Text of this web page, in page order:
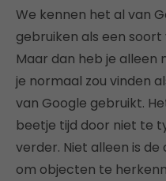
We kennen het al van
gebruiken als een soort
Maar dan heb je alleen
je normaal zou vinden
van Google gebruikt.
beetje tijd door niet te
verder. Niet alleen is
om objecten te